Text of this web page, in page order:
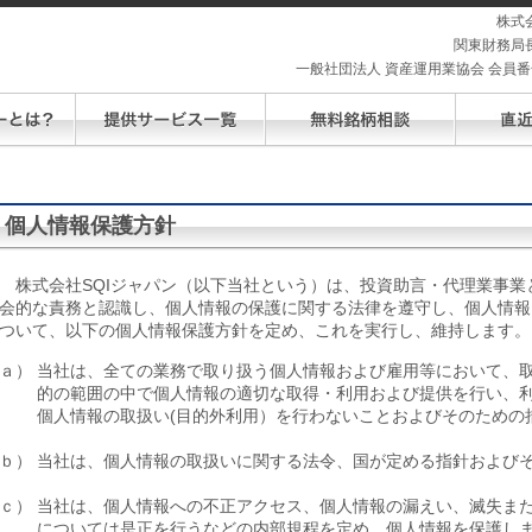
株式
関東財務局
一般社団法人 資産運用業協会 会員
個人情報保護方針
株式会社SQIジャパン（以下当社という）は、投資助言・代理業事業
会的な責務と認識し、個人情報の保護に関する法律を遵守し、個人情
ついて、以下の個人情報保護方針を定め、これを実行し、維持します。
ａ）
当社は、全ての業務で取り扱う個人情報および雇用等において、
的の範囲の中で個人情報の適切な取得・利用および提供を行い、
個人情報の取扱い(目的外利用）を行わないことおよびそのための
ｂ） 当社は、個人情報の取扱いに関する法令、国が定める指針および
ｃ）
当社は、個人情報への不正アクセス、個人情報の漏えい、滅失ま